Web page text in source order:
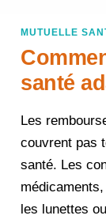
MUTUELLE
santé
Les
couvrent pas
santé. Les
les lunettes